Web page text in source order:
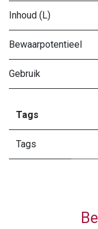
Inhoud (L)
Bewaarpotentieel
Gebruik
Tags
Tags